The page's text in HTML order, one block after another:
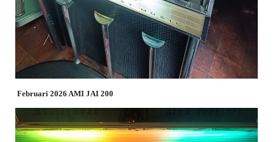
Februari 2026 AMI JAI 200